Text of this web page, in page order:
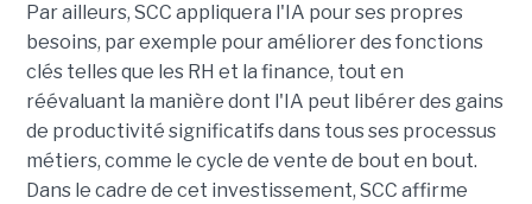
Par ailleurs, SCC appliquera l'IA pour ses propres
besoins, par exemple pour améliorer des fonctions
clés telles que les RH et la finance, tout en
réévaluant la manière dont l'IA peut libérer des gains
de productivité significatifs dans tous ses processus
métiers, comme le cycle de vente de bout en bout.
Dans le cadre de cet investissement, SCC affirme